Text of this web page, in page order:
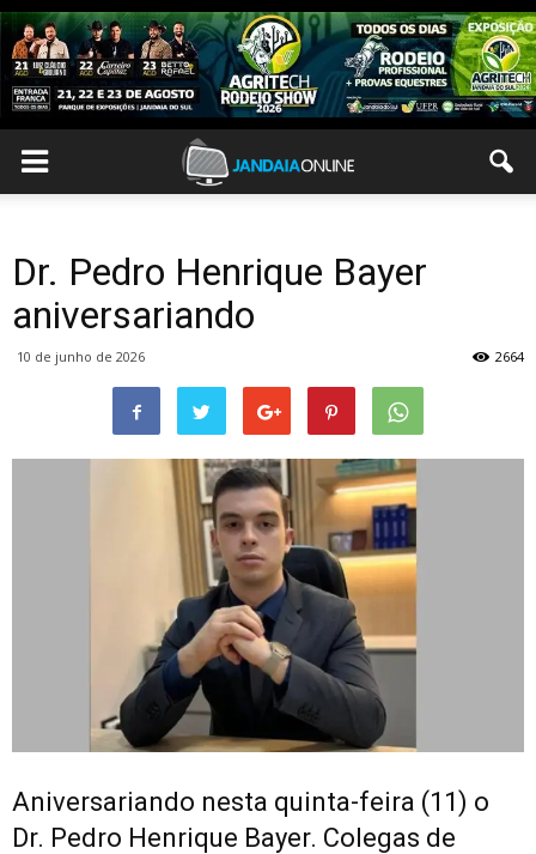
Dr. Pedro Henrique Bayer
aniversariando
10 de junho de 2026 2664
Aniversariando nesta quinta-feira (11) o
Dr. Pedro Henrique Bayer. Colegas de